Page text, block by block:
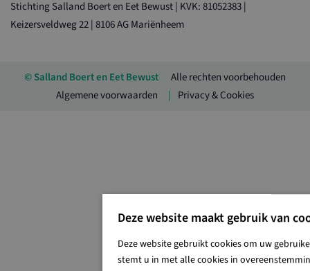
Stichting Salland Boert en Eet Bewust | KVK: 81052383 |
Keizersveldweg 22 | 8106 AG Mariënheem
© Salland Boert en Eet Bewust
Alle rechten voorbehouden
Algemene voorwaarden
Privacy & Cookies
Deze website maakt gebruik van
Deze website gebruikt cookies om uw
stemt u in met alle cookies in